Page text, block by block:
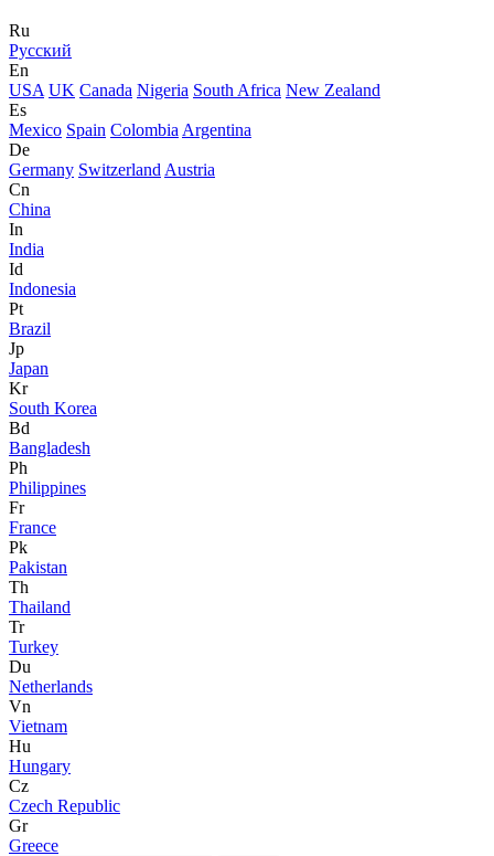
Ru
Русский
En
USA UK Canada Nigeria South Africa New Zealand
Es
Mexico Spain Colombia Argentina
De
Germany Switzerland Austria
Cn
China
In
India
Id
Indonesia
Pt
Brazil
Jp
Japan
Kr
South Korea
Bd
Bangladesh
Ph
Philippines
Fr
France
Pk
Pakistan
Th
Thailand
Tr
Turkey
Du
Netherlands
Vn
Vietnam
Hu
Hungary
Cz
Czech Republic
Gr
Greece